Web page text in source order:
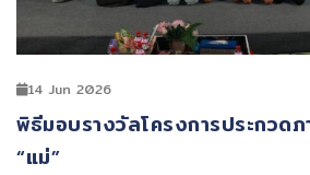
14 Jun 2026
พิธีมอบรางวัลโครงการประกวด
“แม่”